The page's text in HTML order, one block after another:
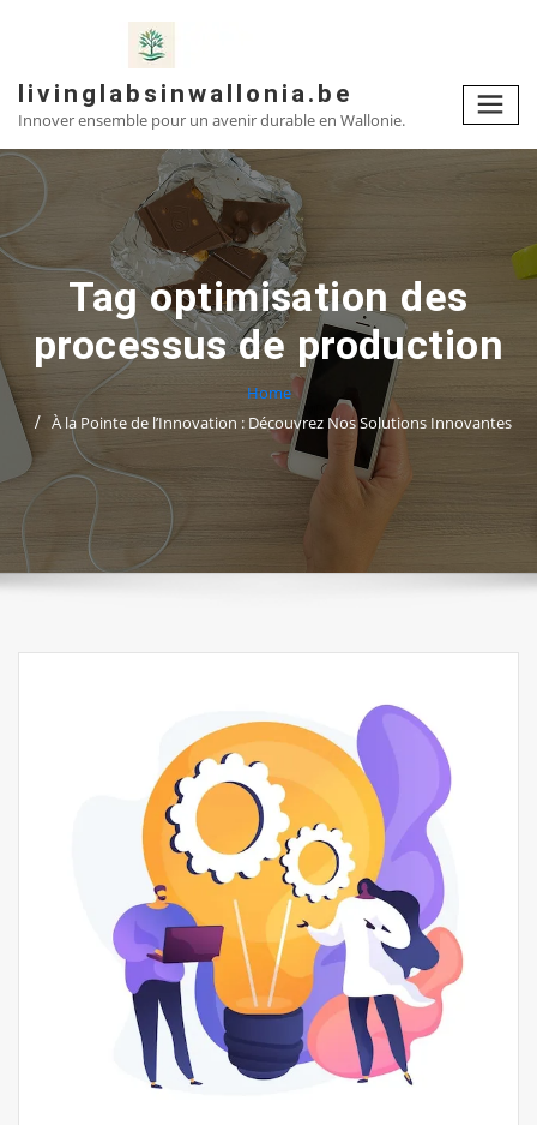
livinglabsinwallonia.be
Innover ensemble pour un avenir durable en Wallonie.
Tag optimisation des
processus de production
Home
À la Pointe de l’Innovation : Découvrez Nos Solutions Innovantes